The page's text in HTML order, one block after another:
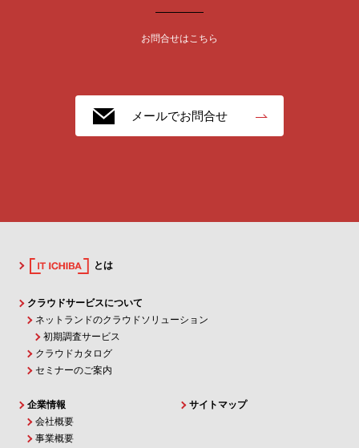
お問合せはこちら
メールでお問合せ
とは
クラウドサービスについて
ネットランドのクラウドソリューション
初期調査サービス
クラウドカタログ
セミナーのご案内
企業情報
会社概要
事業概要
サイトマップ